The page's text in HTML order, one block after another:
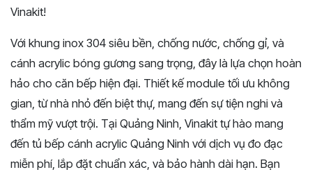
Vinakit!
Với khung inox 304 siêu bền, chống nước, chống gỉ, và
cánh acrylic bóng gương sang trọng, đây là lựa chọn hoàn
hảo cho căn bếp hiện đại. Thiết kế module tối ưu không
gian, từ nhà nhỏ đến biệt thự, mang đến sự tiện nghi và
thẩm mỹ vượt trội. Tại Quảng Ninh, Vinakit tự hào mang
đến tủ bếp cánh acrylic Quảng Ninh với dịch vụ đo đạc
miễn phí, lắp đặt chuẩn xác, và bảo hành dài hạn. Bạn